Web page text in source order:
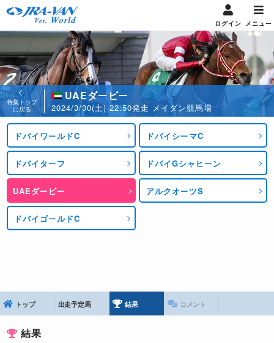
ログイン メニュー
特集トップ
に戻る
UAEダービー
2024/3/30(土) 22:50発走 メイダン競馬場
ドバイワールドC ドバイシーマC
ドバイターフ ドバイGシャヒーン
UAEダービー アルクオーツS
ドバイゴールドC
トップ 出走予定馬 結果 コメント
結果